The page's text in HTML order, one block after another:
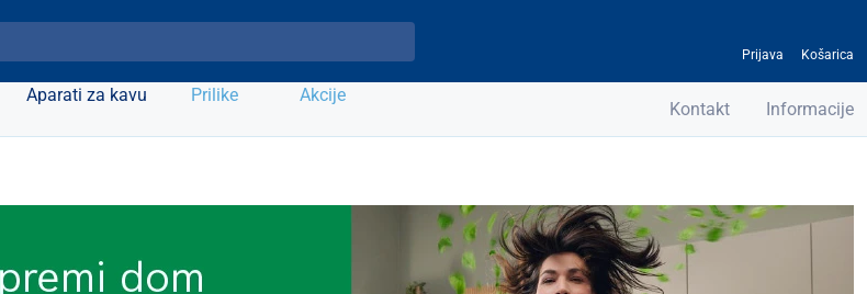
Prijava Košarica
Aparati za kavu Prilike Akcije
Kontakt Informacije